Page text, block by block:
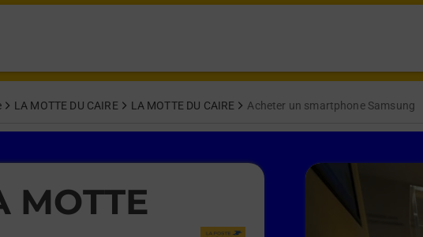
LA MOTTE DU CAIRE LA MOTTE DU CAIRE Acheter un smartphone Samsung
MOTTE